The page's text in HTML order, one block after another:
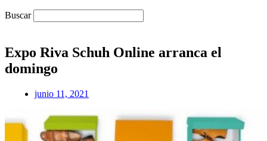
Buscar
Expo Riva Schuh Online arranca el
domingo
junio 11, 2021